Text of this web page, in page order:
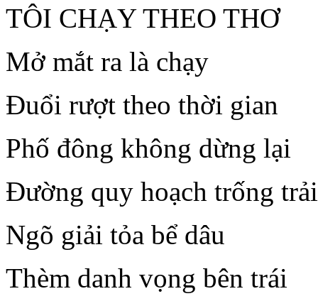
TÔI CHẠY THEO THƠ
Mở mắt ra là chạy
Đuổi rượt theo thời gian
Phố đông không dừng lại
Đường quy hoạch trống trải
Ngõ giải tỏa bể dâu
Thèm danh vọng bên trái